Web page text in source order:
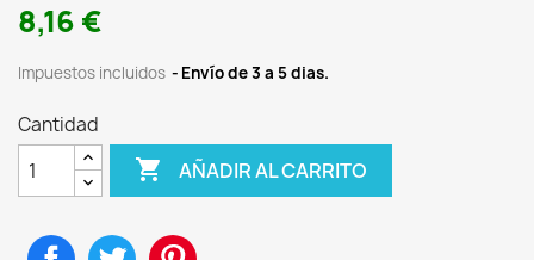
8,16 €
Impuestos incluidos Envío de 3 a 5 dias.
Cantidad
 AÑADIR AL CARRITO
CompartirTuitear